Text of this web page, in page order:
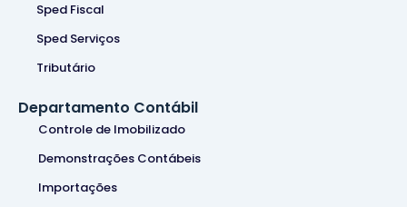
Sped Fiscal
Sped Serviços
Tributário
Departamento Contábil
Controle de Imobilizado
Demonstrações Contábeis
Importações